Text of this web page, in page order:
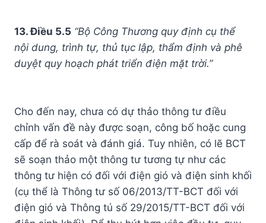
13. Điều 5.5 “Bộ Công Thương quy định cụ thể
nội dung, trình tự, thủ tục lập, thẩm định và phê
duyệt quy hoạch phát triển điện mặt trời.”
Cho đến nay, chưa có dự thảo thông tư điều
chỉnh vấn đề này được soạn, công bố hoặc cung
cấp để rà soát và đánh giá. Tuy nhiên, có lẽ BCT
sẽ soạn thảo một thông tư tương tự như các
thông tư hiện có đối với điện gió và điện sinh khối
(cụ thể là Thông tư số 06/2013/TT-BCT đối với
điện gió và Thông tú số 29/2015/TT-BCT đối với